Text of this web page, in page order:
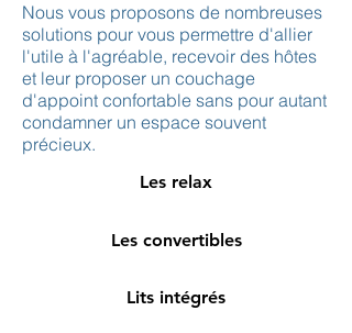
Nous vous proposons de nombreuses
solutions pour vous permettre d'allier
l'utile à l'agréable, recevoir des hôtes
et leur proposer un couchage
d'appoint confortable sans pour autant
condamner un espace souvent
précieux.
Les relax
Les convertibles
Lits intégrés